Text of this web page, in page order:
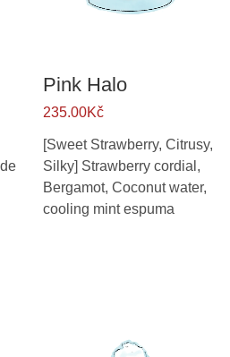
Pink Halo
235.00Kč
[Sweet Strawberry, Citrusy,
Silky] Strawberry cordial,
Bergamot, Coconut water,
cooling mint espuma